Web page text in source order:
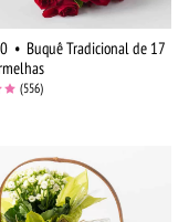
• Buquê Tradicional de 17
(556)